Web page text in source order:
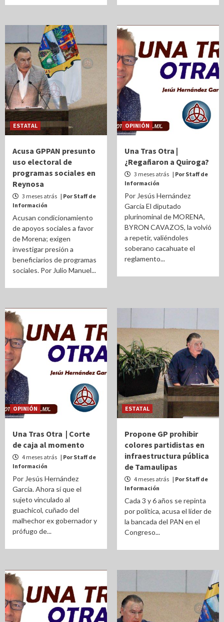
ESTATAL
Acusa GPPAN presunto
uso electoral de
programas sociales en
Reynosa
3 meses atrás | Por Staff de
Información
Acusan condicionamiento
de apoyos sociales a favor
de Morena; exigen
investigar presión a
beneficiarios de programas
sociales. Por Julio Manuel...
OPINIÓN
Una Tras Otra |
¿Regañaron a Quiroga?
3 meses atrás | Por Staff de
Información
Por Jesús Hernández
García El diputado
plurinominal de MORENA,
BYRON CAVAZOS, la volvió
a repetir, valiéndoles
soberano cacahuate el
reglamento...
OPINIÓN
Una Tras Otra | Corte
de caja al momento
4 meses atrás | Por Staff de
Información
Por Jesús Hernández
García. Ahora sí que el
sujeto vinculado al
guachicol, cuñado del
malhechor ex gobernador y
prófugo de...
ESTATAL
Propone GP prohibir
colores partidistas en
infraestructura pública
de Tamaulipas
4 meses atrás | Por Staff de
Información
Cada 3 y 6 años se repinta
por política, acusa el líder de
la bancada del PAN en el
Congreso...